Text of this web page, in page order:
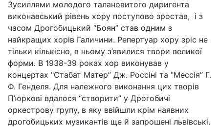
Зусиллями молодого талановитого диригента
виконавський рівень хору поступово зростав, і з
часом Дрогобицький “Боян” став одним з
найкращих хорів Галичини. Репертуар хору зріс не
тільки кількісно, в ньому з’явилися твори великої
форми. В 1938-39 роках хор виконував у
концертах "Стабат Матер” Дж. Россіні та "Мессія” Г.
Ф. Генделя. Для належного виконання цих творів
П’юркові вдалося “створити” у Дрогобичі
оркестрову групу, в яку ввійшли крім наявних
дрогобицьких музикантів ще й запрошені львівські.